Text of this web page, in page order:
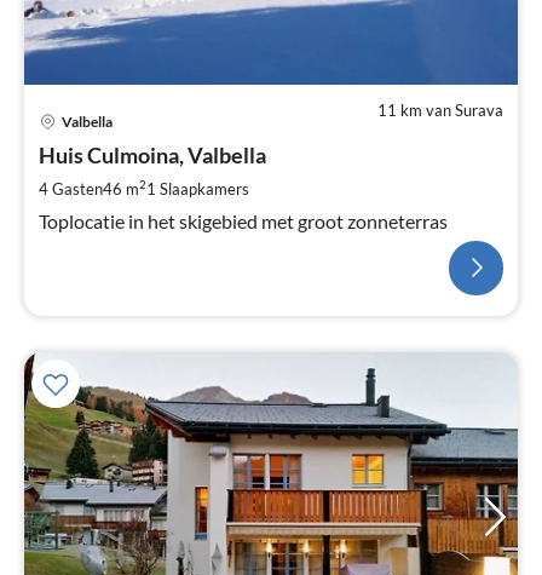
11 km van Surava
Valbella
Huis Culmoina, Valbella
4 Gasten46 m21 Slaapkamers
Toplocatie in het skigebied met groot zonneterras